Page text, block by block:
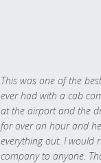
This was one of the
ever had with a cab
at the airport and the
for over an hour and
everything out. I would
company to anyone.